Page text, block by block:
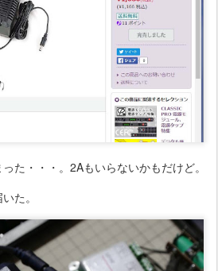
た・・・。2Aもいらないかもだけど。
た。